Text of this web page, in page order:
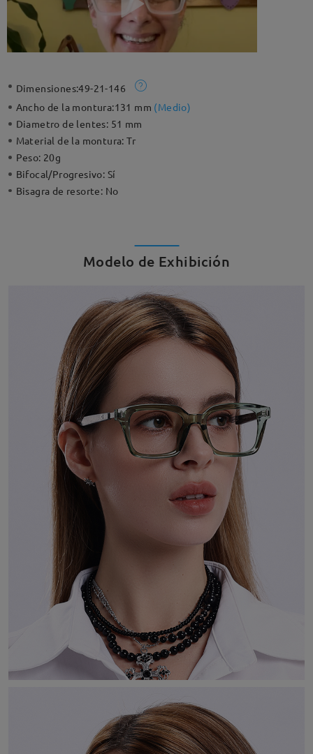
Dimensiones:49-21-146
Ancho de la montura:131 mm (Medio)
Diametro de lentes: 51 mm
Material de la montura:Tr
Peso: 20g
Bifocal/Progresivo: Sí
Bisagra de resorte: No
Modelo de Exhibición